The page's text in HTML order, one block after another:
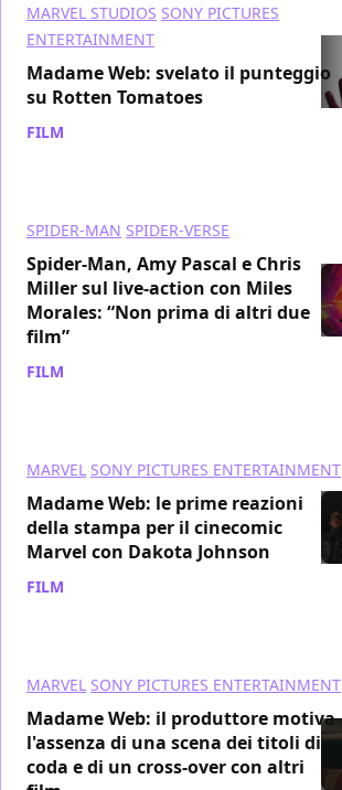
MARVEL STUDIOS SONY PICTURES
ENTERTAINMENT
Madame Web: svelato il punteggio
su Rotten Tomatoes
FILM
SPIDER-MAN SPIDER-VERSE
Spider-Man, Amy Pascal e Chris
Miller sul live-action con Miles
Morales: “Non prima di altri due
film”
FILM
MARVEL SONY PICTURES ENTERTAINMENT
Madame Web: le prime reazioni
della stampa per il cinecomic
Marvel con Dakota Johnson
FILM
MARVEL SONY PICTURES ENTERTAINMENT
Madame Web: il produttore motiva
l'assenza di una scena dei titoli di
coda e di un cross-over con altri